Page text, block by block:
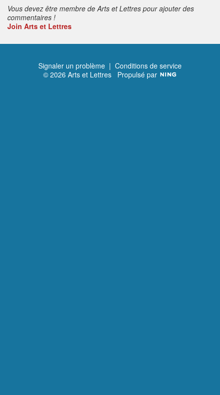
Vous devez être membre de Arts et Lettres pour ajouter des
commentaires !
Join Arts et Lettres
Signaler un problème | Conditions de service
© 2026 Arts et Lettres Propulsé par